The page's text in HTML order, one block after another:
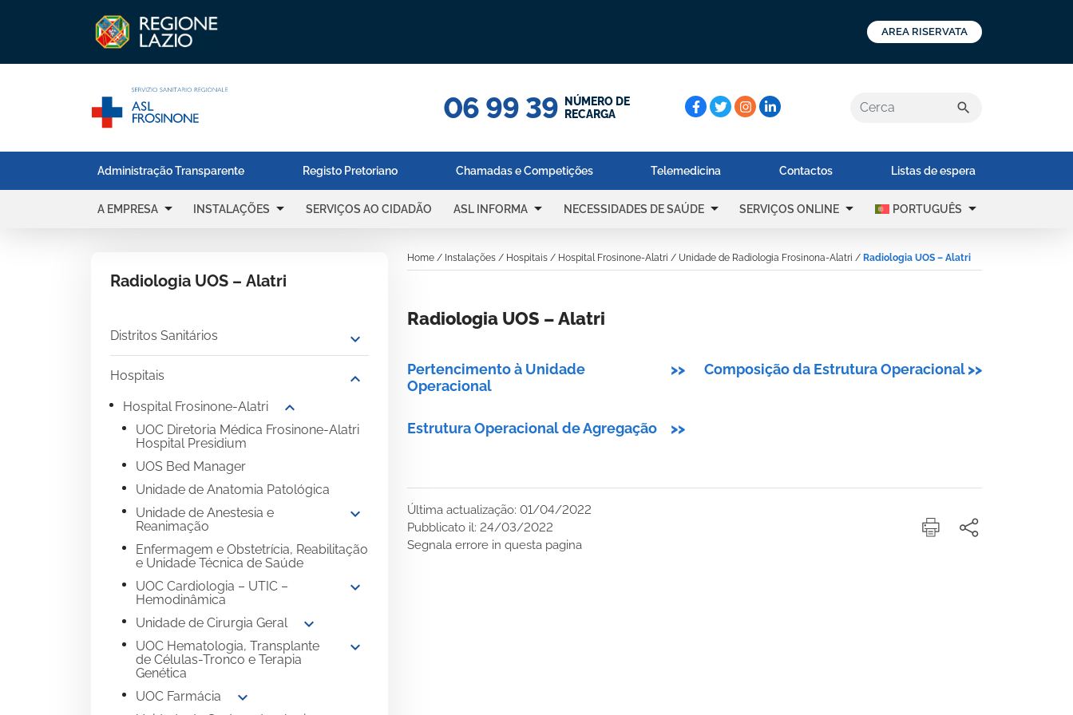
AREA RISERVATA
06 99 39
NÚMERO DE
RECARGA
Cerca: search
Administração Transparente Registo Pretoriano Chamadas e Competições Telemedicina Contactos Listas de espera
A EMPRESA arrow_drop_down INSTALAÇÕES arrow_drop_down SERVIÇOS AO CIDADÃO ASL INFORMA arrow_drop_down NECESSIDADES DE SAÚDE arrow_drop_down SERVIÇOS ONLINE arrow_drop_down PORTUGUÊS arrow_drop_down
Radiologia UOS – Alatri
Distritos Sanitários expand_more
Hospitais expand_more
Hospital Frosinone-Alatri expand_more
UOC Diretoria Médica Frosinone-Alatri
Hospital Presidium
UOS Bed Manager
Unidade de Anatomia Patológica
Unidade de Anestesia e
Reanimação
expand_more
Enfermagem e Obstetrícia, Reabilitação
e Unidade Técnica de Saúde
UOC Cardiologia – UTIC –
Hemodinâmica
expand_more
Unidade de Cirurgia Geral expand_more
UOC Hematologia, Transplante
de Células-Tronco e Terapia
Genética
expand_more
UOC Farmácia expand_more
Home / Instalações / Hospitais / Hospital Frosinone-Alatri / Unidade de Radiologia Frosinona-Alatri / Radiologia UOS – Alatri
Radiologia UOS – Alatri
Pertencimento à Unidade
Operacional
>> Composição da Estrutura Operacional>>
Estrutura Operacional de Agregação >>
Última actualização: 01/04/2022
Pubblicato il: 24/03/2022
Segnala errore in questa pagina